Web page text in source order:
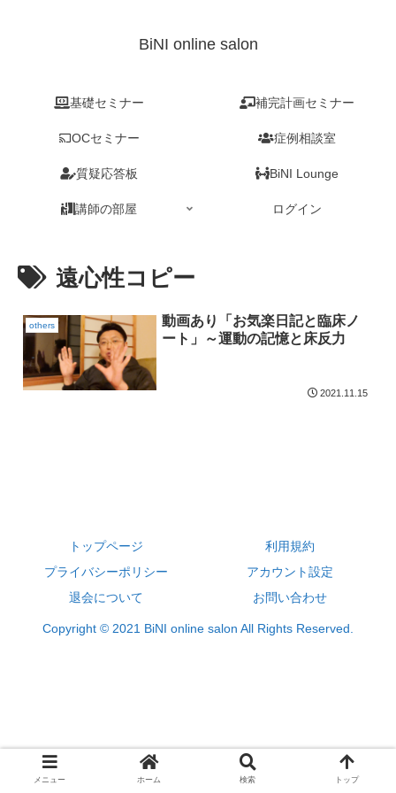
BiNI online salon
基礎セミナー 補完計画セミナー
OCセミナー 症例相談室
質疑応答板 BiNI Lounge
講師の部屋 ログイン
遠心性コピー
others
動画あり「お気楽日記と臨床ノ
ート」～運動の記憶と床反力
2021.11.15
トップページ
利用規約
プライバシーポリシー
アカウント設定
退会について
お問い合わせ
Copyright © 2021 BiNI online salon All Rights Reserved.
メニュー ホーム 検索 トップ